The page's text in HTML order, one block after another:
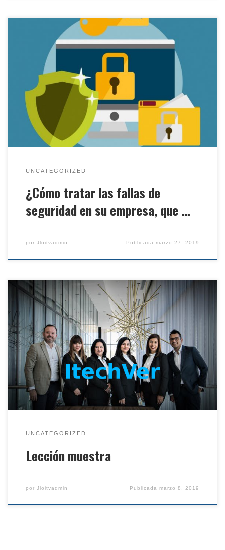
Por Kevin Beaver (Principle Logic, LLC –
SearchSecurity) Traducido por Itechver. La seguridad
del usuario final implica proteger a dichos usuarios
de sus propios errores u omisiones al utilizar los
sistemas de cómputo de la empresa. Desde errores
humanos hasta descuidos técnicos y debilidades en
los procesos de negocios, hay muchas […]
UNCATEGORIZED
¿Cómo tratar las fallas de
seguridad en su empresa, que …
por Jloitvadmin Publicadamarzo 27, 2019
En itechver.mx te obsequiamos la vista previa de
una de nuestras lecciones del curso de Manejo
seguro de la información en tu empresa. Nos
interesa tu opinión. Muchas Gracias
itechver.mxhttps://player.vimeo.com/video/289615624
fbclid=IwAR1H3bw1zmV48y7RT6K5hxXaieK1dWlNib-
YRtrxjmSulz04trgJKKvrjr4
UNCATEGORIZED
Lección muestra
por Jloitvadmin Publicadamarzo 8, 2019